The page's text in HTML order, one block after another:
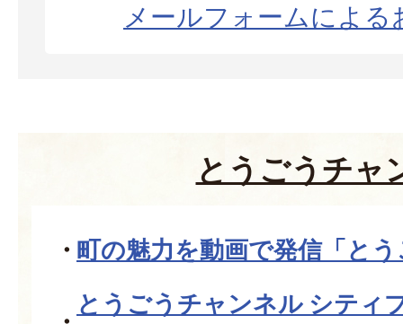
メールフォームによる
とうごうチャ
町の魅力を動画で発信「と
とうごうチャンネル シティ